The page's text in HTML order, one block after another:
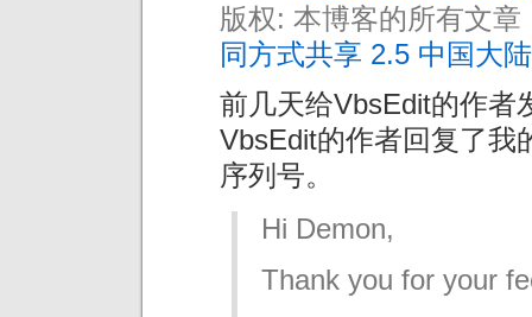
版权: 本博客的所有文章
同方式共享 2.5 中国大陆
前几天给VbsEdit的作者
VbsEdit的作者回复了我
序列号。
Hi Demon,
Thank you for your